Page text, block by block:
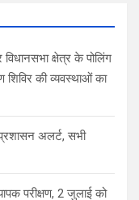
क्षेत्र के पोलिंग
शिविर की व्यवस्थाओं का
प्रशासन अलर्ट, सभी
परीक्षण, 2 जुलाई को